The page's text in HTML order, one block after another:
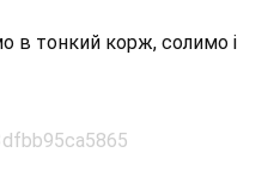
в тонкий корж, солимо і